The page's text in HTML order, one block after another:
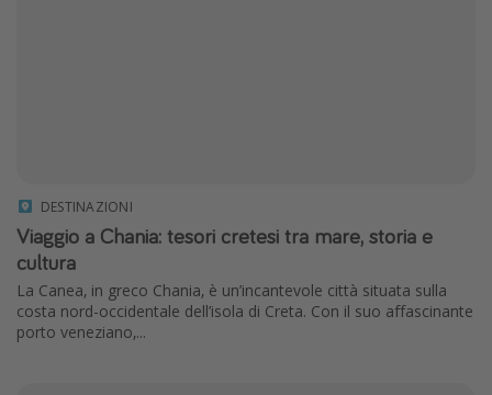
DESTINAZIONI
Viaggio a Chania: tesori cretesi tra mare, storia e
cultura
La Canea, in greco Chania, è un’incantevole città situata sulla
costa nord-occidentale dell’isola di Creta. Con il suo affascinante
porto veneziano,...